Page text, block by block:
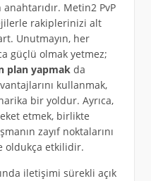
Metin2 PvP
rakiplerinizi alt
Unutmayın, her
güçlü olmak yetmez;
plan yapmakda
kullanmak,
bir yoldur. Ayrıca,
etmek, birlikte
zayıf noktalarını
oldukça etkilidir.
iletişimi sürekli açık